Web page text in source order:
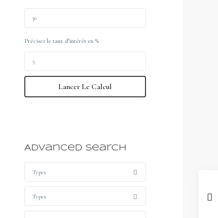
Précisez le taux d’intérêt en %
Lancer Le Calcul
Advanced Search
Types
Types